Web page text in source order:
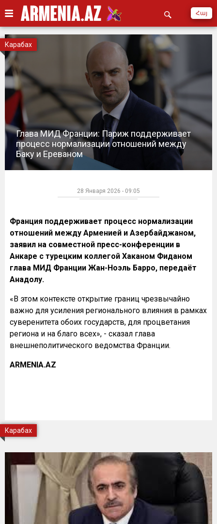
Հայ
Глава МИД Франции: Париж поддерживает
процесс нормализации отношений между
Баку и Ереваном
Карабах
28 Января 2026 - 09:05
Франция поддерживает процесс нормализации
отношений между Арменией и Азербайджаном,
заявил на совместной пресс-конференции в
Анкаре с турецким коллегой Хаканом Фиданом
глава МИД Франции Жан-Ноэль Барро, передаёт
Анадолу.
«В этом контексте открытие границ чрезвычайно
важно для усиления регионального влияния в рамках
суверенитета обоих государств, для процветания
региона и на благо всех», - сказал глава
внешнеполитического ведомства Франции.
ARMENIA.AZ
Карабах